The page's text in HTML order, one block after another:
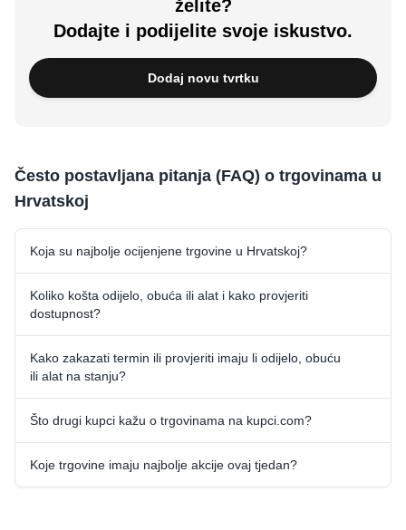
želite?
Dodajte i podijelite svoje iskustvo.
Dodaj novu tvrtku
Često postavljana pitanja (FAQ) o trgovinama u
Hrvatskoj
Koja su najbolje ocijenjene trgovine u Hrvatskoj?
Koliko košta odijelo, obuća ili alat i kako provjeriti
dostupnost?
Kako zakazati termin ili provjeriti imaju li odijelo, obuću
ili alat na stanju?
Što drugi kupci kažu o trgovinama na kupci.com?
Koje trgovine imaju najbolje akcije ovaj tjedan?